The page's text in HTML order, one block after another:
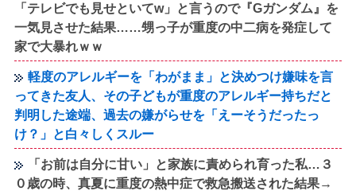
「テレビでも見せといてw」と言うので『Gガンダム』を
一気見させた結果……甥っ子が重度の中二病を発症して
家で大暴れｗｗ
軽度のアレルギーを「わがまま」と決めつけ嫌味を言
ってきた友人、その子どもが重度のアレルギー持ちだと
判明した途端、過去の嫌がらせを「えーそうだったっ
け？」と白々しくスルー
「お前は自分に甘い」と家族に責められ育った私…３
０歳の時、真夏に重度の熱中症で救急搬送された結果→